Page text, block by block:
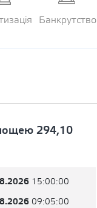
Банкрутство
294,10
15:00:00
09:05:00